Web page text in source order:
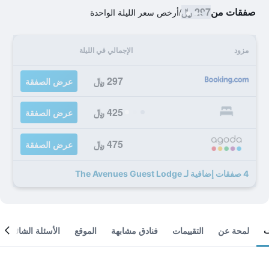
صفقات من297 ﷼ /أرخص سعر الليلة الواحدة
مزود الإجمالي في الليلة
297 ﷼ عرض الصفقة
425 ﷼ عرض الصفقة
475 ﷼ عرض الصفقة
4 صفقات إضافية لـ The Avenues Guest Lodge
لمحة عن التقييمات فنادق مشابهة الموقع الأسئلة الشائعة